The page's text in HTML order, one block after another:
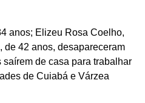
anos; Elizeu Rosa Coelho,
42 anos, desapareceram
de casa para trabalhar
de Cuiabá e Várzea